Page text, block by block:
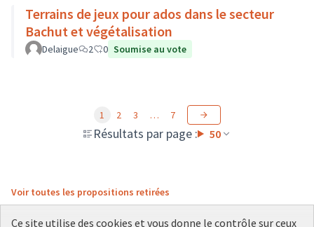
Terrains de jeux pour ados dans le secteur
Bachut et végétalisation
Delaigue 2 0 Soumise au vote
Résultats par page : 50
1 2 3 … 7
Voir toutes les propositions retirées
Ce site utilise des cookies et vous donne le contrôle sur ceux